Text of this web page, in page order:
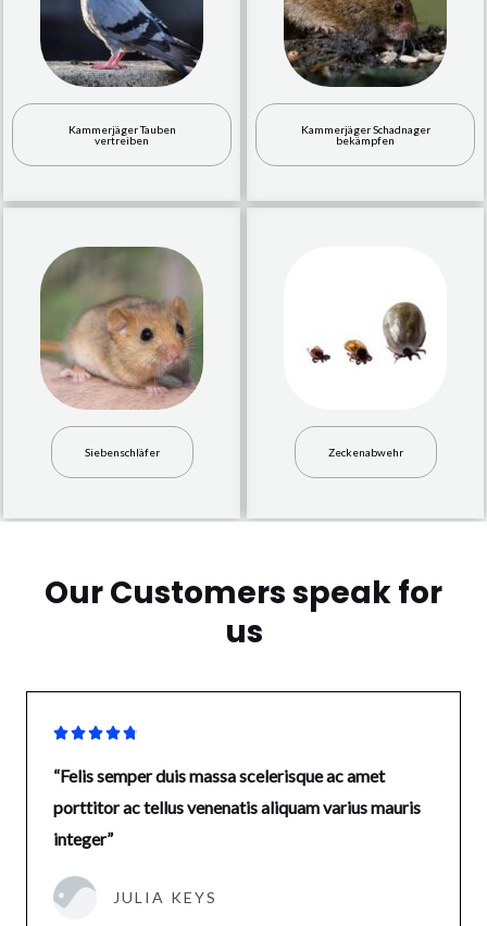
Kammerjäger Tauben
vertreiben
Kammerjäger Schadnager
bekämpfen
Siebenschläfer Zeckenabwehr
Our Customers speak for
us

“Felis semper duis massa scelerisque ac amet
porttitor ac tellus venenatis aliquam varius mauris
integer”
JULIA KEYS